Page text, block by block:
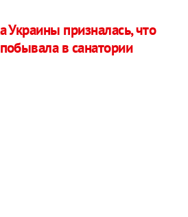
Украины призналась, что
в санатории